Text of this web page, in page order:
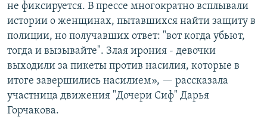
не фиксируется. В прессе многократно всплывали
истории о женщинах, пытавшихся найти защиту в
полиции, но получавших ответ: "вот когда убьют,
тогда и вызывайте". Злая ирония - девочки
выходили за пикеты против насилия, которые в
итоге завершились насилием», — рассказала
участница движения "Дочери Сиф" Дарья
Горчакова.